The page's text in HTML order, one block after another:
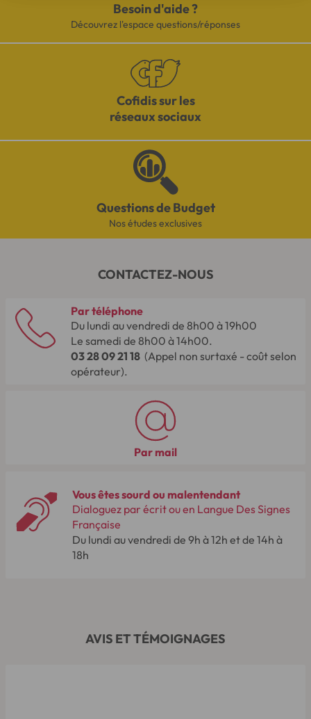
Besoin d'aide ?
Découvrez l'espace questions/réponses
Cofidis sur les
réseaux sociaux
Questions de Budget
Nos études exclusives
CONTACTEZ-NOUS
Par téléphone
Du lundi au vendredi de 8h00 à 19h00
Le samedi de 8h00 à 14h00.
03 28 09 21 18 (Appel non surtaxé - coût selon
opérateur).
Par mail
Vous êtes sourd ou malentendant
Dialoguez par écrit ou en Langue Des Signes
Française
Du lundi au vendredi de 9h à 12h et de 14h à
18h
AVIS ET TÉMOIGNAGES